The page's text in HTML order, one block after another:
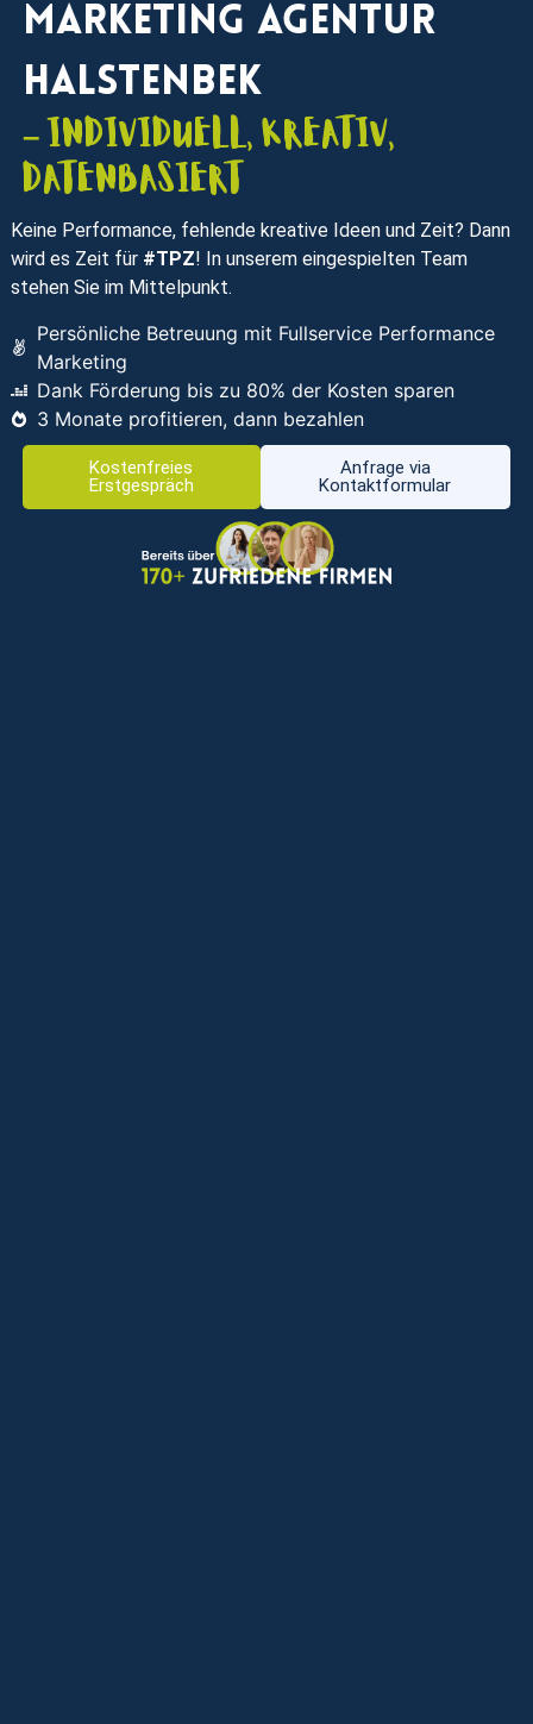
Marketing Agentur
Halstenbek
– individuell, kreativ,
datenbasiert
Keine Performance, fehlende kreative Ideen und Zeit? Dann
wird es Zeit für #TPZ! In unserem eingespielten Team
stehen Sie im Mittelpunkt.
Persönliche Betreuung mit Fullservice Performance
Marketing
Dank Förderung bis zu 80% der Kosten sparen
3 Monate profitieren, dann bezahlen
Kostenfreies
Erstgespräch
Anfrage via
Kontaktformular